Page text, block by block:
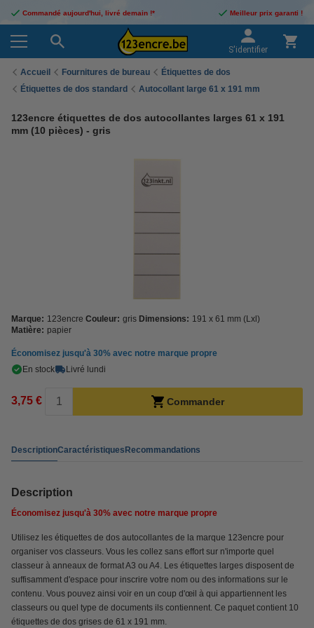
Commandé aujourd'hui, livré demain !* Meilleur prix garanti !
S'identifier
Accueil Fournitures de bureau
Étiquettes de dos
Étiquettes de dos standard
Autocollant large 61 x 191 mm
123encre étiquettes de dos autocollantes larges 61 x 191
mm (10 pièces) - gris
Marque: 123encre Couleur: gris Dimensions: 191 x 61 mm (Lxl)
Matière: papier
Économisez jusqu'à 30% avec notre marque propre
En stock
Livré lundi
3,75 € Commander
DescriptionCaractéristiquesRecommandations
Description
Économisez jusqu'à 30% avec notre marque propre
Utilisez les étiquettes de dos autocollantes de la marque 123encre pour
organiser vos classeurs. Vous les collez sans effort sur n'importe quel
classeur à anneaux de format A3 ou A4. Les étiquettes larges disposent de
suffisamment d'espace pour inscrire votre nom ou des informations sur le
contenu. Vous pouvez ainsi voir en un coup d'œil à qui appartiennent les
classeurs ou quel type de documents ils contiennent. Ce paquet contient 10
étiquettes de dos grises de 61 x 191 mm.